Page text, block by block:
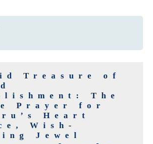
Treasure of
The
Prayer for
Heart
Wish-
Jewel